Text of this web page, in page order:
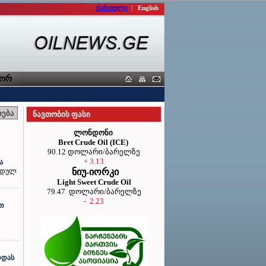
ქართული | English
კავშირი
ნავთობის ფასი
ლონდონი
Bret Crude Oil (ICE)
90.12 დოლარი/ბარელზე
+ 3.13
ნიუ-იორკი
Light Sweet Crude Oil
79.47 დოლარი/ბარელზე
- 2.23